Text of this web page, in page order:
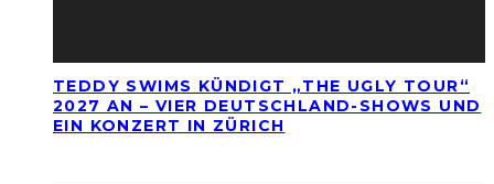
TEDDY SWIMS KÜNDIGT „THE UGLY TOUR“
2027 AN – VIER DEUTSCHLAND-SHOWS UND
EIN KONZERT IN ZÜRICH